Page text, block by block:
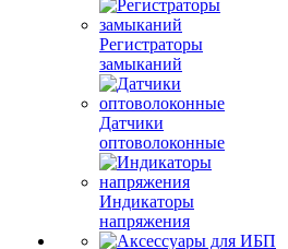
Регистраторы
замыканий
Датчики
оптоволоконные
Индикаторы
напряжения